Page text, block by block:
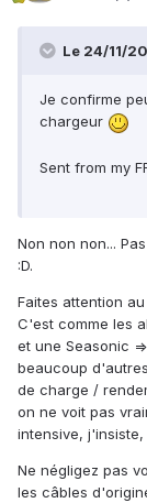
Le 24/11/
Je confirme
chargeur
Sent from my
Non non non...
:D.
Faites attention
C'est comme les
et une Seasonic
beaucoup
de charge /
on ne voit pas
intensive,
Ne négligez pas
les câbles